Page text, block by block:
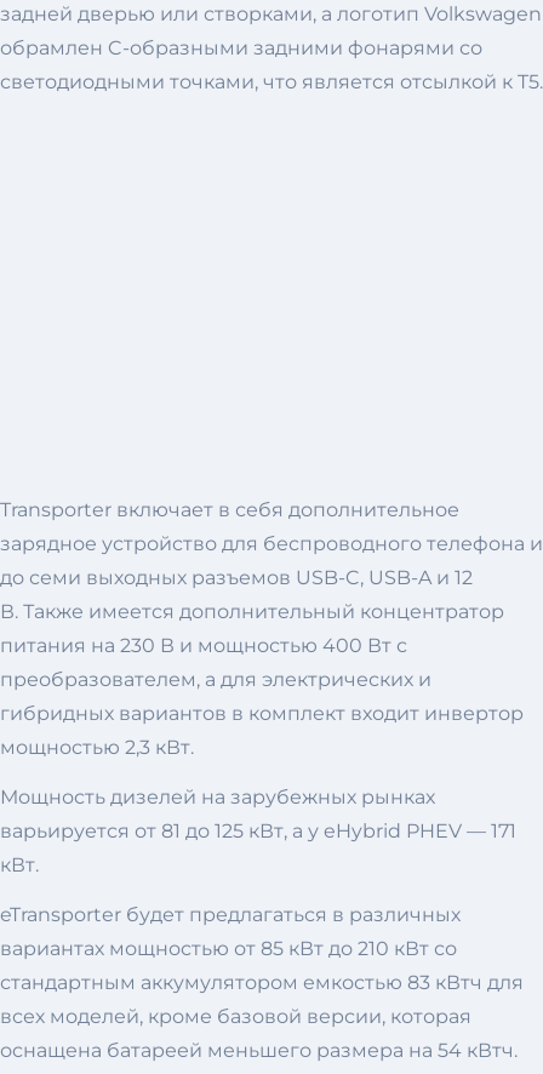
задней дверью или створками, а логотип Volkswagen
обрамлен C-образными задними фонарями со
светодиодными точками, что является отсылкой к T5.
Transporter включает в себя дополнительное
зарядное устройство для беспроводного телефона и
до семи выходных разъемов USB-C, USB-A и 12
В. Также имеется дополнительный концентратор
питания на 230 В и мощностью 400 Вт с
преобразователем, а для электрических и
гибридных вариантов в комплект входит инвертор
мощностью 2,3 кВт.
Мощность дизелей на зарубежных рынках
варьируется от 81 до 125 кВт, а у eHybrid PHEV — 171
кВт.
eTransporter будет предлагаться в различных
вариантах мощностью от 85 кВт до 210 кВт со
стандартным аккумулятором емкостью 83 кВтч для
всех моделей, кроме базовой версии, которая
оснащена батареей меньшего размера на 54 кВтч.